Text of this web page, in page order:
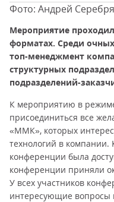
Фото: Андрей
Мероприятие
форматах. Среди
топ-менеджмент
структурных
подразделений-
К мероприятию в
присоединиться все
«ММК», которых
технологий в компании.
конференции была
конференции приняли
У всех участников
интересующие